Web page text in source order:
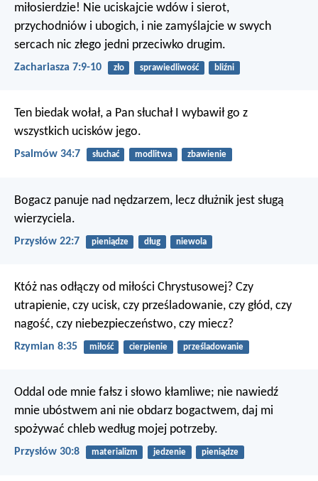
miłosierdzie! Nie uciskajcie wdów i sierot,
przychodniów i ubogich, i nie zamyślajcie w swych
sercach nic złego jedni przeciwko drugim.
Zachariasza 7:9-10 zło sprawiedliwość bliźni
Ten biedak wołał, a Pan słuchałI wybawił go z
wszystkich ucisków jego.
Psalmów 34:7 słuchać modlitwa zbawienie
Bogacz panuje nad nędzarzem, lecz dłużnik jest sługą
wierzyciela.
Przysłów 22:7 pieniądze dług niewola
Któż nas odłączy od miłości Chrystusowej? Czy
utrapienie, czy ucisk, czy prześladowanie, czy głód, czy
nagość, czy niebezpieczeństwo, czy miecz?
Rzymian 8:35 miłość cierpienie prześladowanie
Oddal ode mnie fałsz i słowo kłamliwe; nie nawiedź
mnie ubóstwem ani nie obdarz bogactwem, daj mi
spożywać chleb według mojej potrzeby.
Przysłów 30:8 materializm jedzenie pieniądze